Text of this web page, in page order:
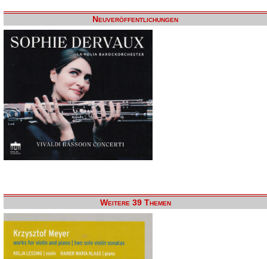
Neuveröffentlichungen
Weitere 39 Themen